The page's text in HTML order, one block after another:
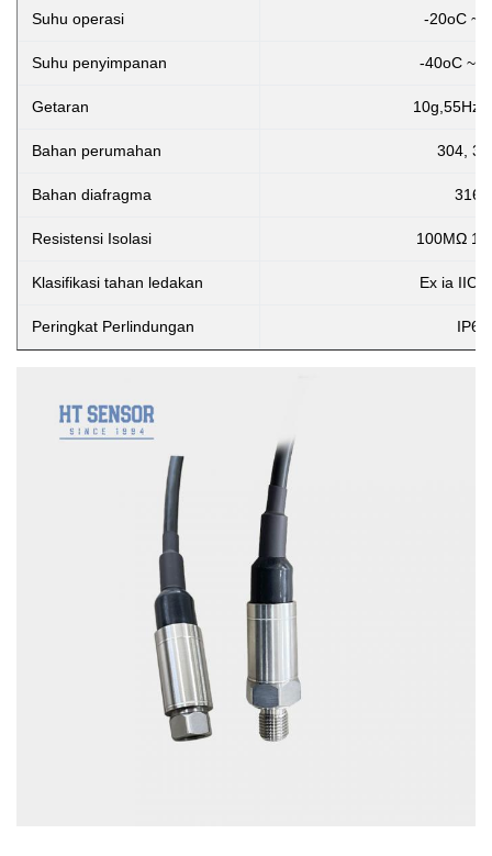
Suhu operasi -20oC ~
Suhu penyimpanan -40oC ~
Getaran 10g,55Hz
Bahan perumahan 304,
Bahan diafragma 316L
Resistensi Isolasi 100MΩ
Klasifikasi tahan ledakan Ex ia IIC
Peringkat Perlindungan IP65